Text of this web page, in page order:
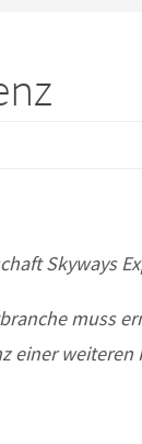
Skyways
muss
einer weiteren